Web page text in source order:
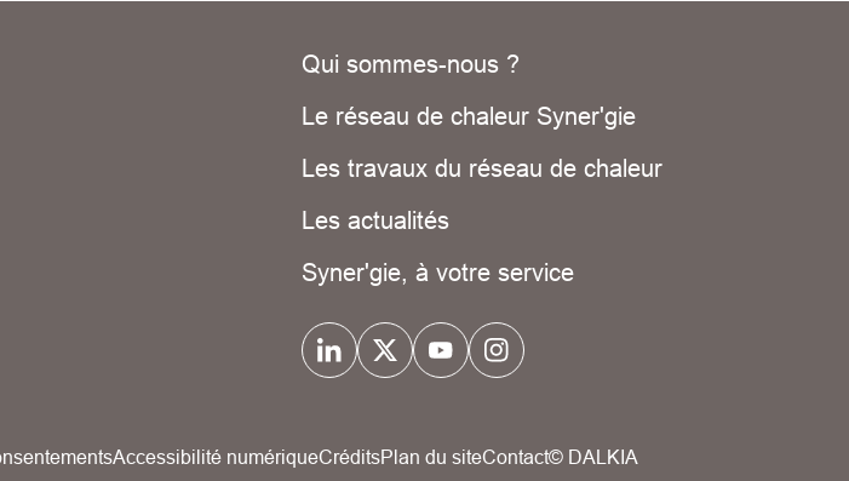
Qui sommes-nous ?
Le réseau de chaleur Syner'gie
Les travaux du réseau de chaleur
Les actualités
Syner'gie, à votre service
Accessibilité numériqueCréditsPlan du siteContact© DALKIA